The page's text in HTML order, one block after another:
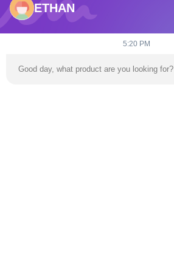
Электронная почта
dannie@zhongliyoule.com
ETHAN
5:20 PM
Good day, what product are you looking for?